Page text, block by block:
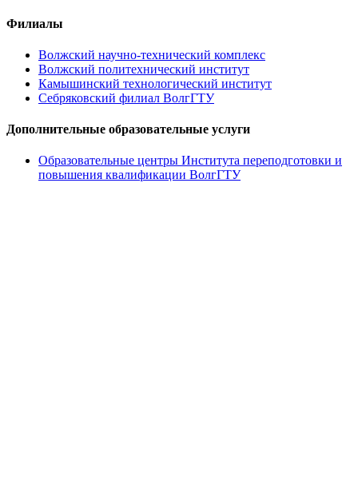
Филиалы
Волжский научно-технический комплекс
Волжский политехнический институт
Камышинский технологический институт
Себряковский филиал ВолгГТУ
Дополнительные образовательные услуги
Образовательные центры Института переподготовки и
повышения квалификации ВолгГТУ